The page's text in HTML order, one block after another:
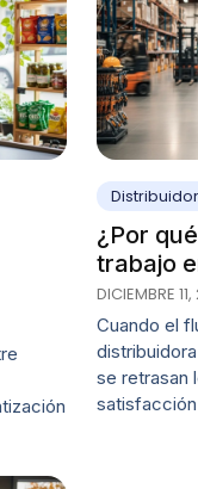
¿Por
trabajo
DICIEMBRE
Cuando el
se retrasan